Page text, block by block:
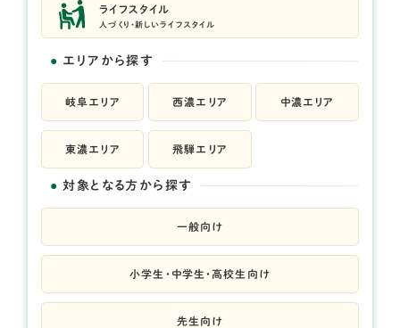
ライフスタイル
人づくり・新しいライフスタイル
エリアから探す
岐阜エリア 西濃エリア 中濃エリア
東濃エリア 飛騨エリア
対象となる方から探す
一般向け
小学生・中学生・高校生向け
先生向け